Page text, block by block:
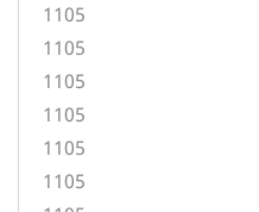
1105
1105
1105
1105
1105
1105